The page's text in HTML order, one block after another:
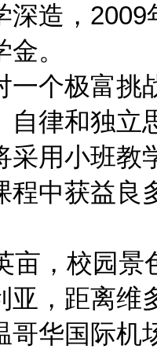
深造，
。
个极富挑
自律和独立
采用小班教
程中获益良
，校园景
亚，距离维
哥华国际机